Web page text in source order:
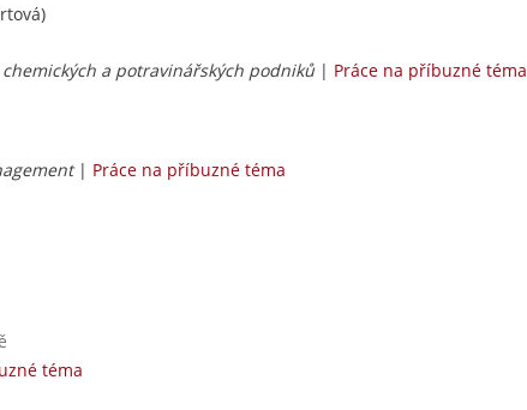
a potravinářských podniků | Práce na příbuzné téma
| Práce na příbuzné téma
téma